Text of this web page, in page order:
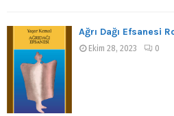
Ağrı Dağı Efsanesi
Ekim 28, 2023 0